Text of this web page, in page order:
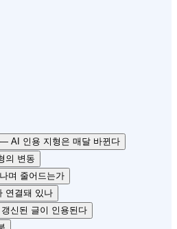
AI 인용 지형은 매달 바뀐다
의 변동
며 줄어드는가
연결돼 있나
신된 글이 인용된다